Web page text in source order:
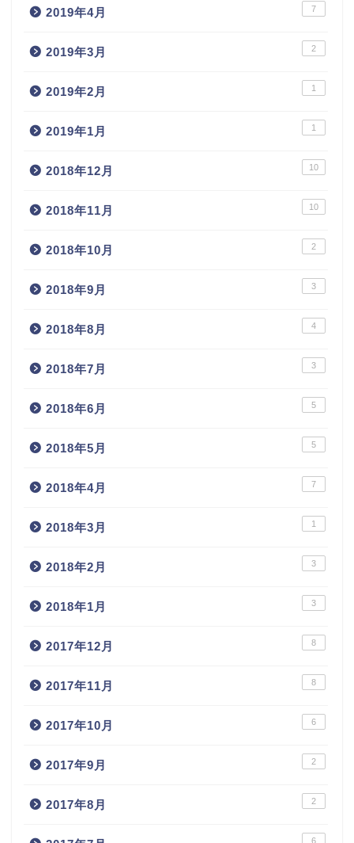
2019年4月 7
2019年3月 2
2019年2月 1
2019年1月 1
2018年12月 10
2018年11月 10
2018年10月 2
2018年9月 3
2018年8月 4
2018年7月 3
2018年6月 5
2018年5月 5
2018年4月 7
2018年3月 1
2018年2月 3
2018年1月 3
2017年12月 8
2017年11月 8
2017年10月 6
2017年9月 2
2017年8月 2
6